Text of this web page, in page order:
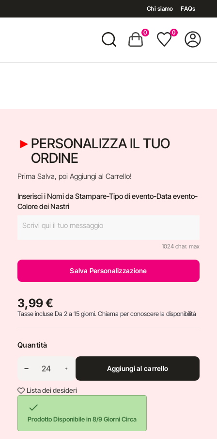
Chi siamo FAQs
0 0
PERSONALIZZA IL TUO
ORDINE
Prima Salva, poi Aggiungi al Carrello!
Inserisci i Nomi da Stampare-Tipo di evento-Data evento-
Colore dei Nastri
1024 char. max
Salva Personalizzazione
3,99 €
Tasse incluseDa 2 a 15 giorni. Chiama per conoscere la disponibilità
Quantità
Aggiungi al carrello
Lista dei desideri

Prodotto Disponibile in 8/9 Giorni Circa